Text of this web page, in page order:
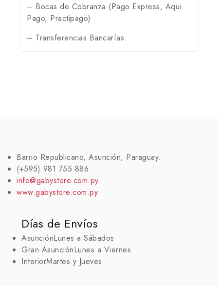
– Bocas de Cobranza (Pago Express, Aqui
Pago, Practipago)
– Transferencias Bancarías.
Barrio Republicano, Asunción, Paraguay.
(+595) 981 755 886
info@gabystore.com.py
www.gabystore.com.py
Días de Envíos
AsunciónLunes a Sábados
Gran AsunciónLunes a Viernes
InteriorMartes y Jueves